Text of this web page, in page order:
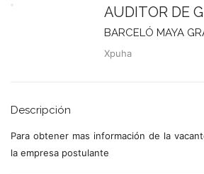
AUDITOR DE
BARCELÓ MAYA
Xpuha
Descripción
Para obtener mas información de la
la empresa postulante